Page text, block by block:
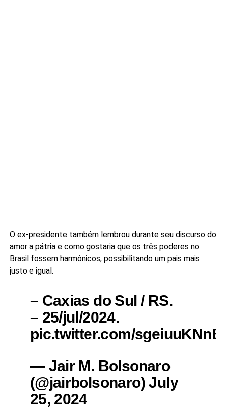
O ex-presidente também lembrou durante seu discurso do
amor a pátria e como gostaria que os três poderes no
Brasil fossem harmônicos, possibilitando um pais mais
justo e igual.
– Caxias do Sul / RS.
– 25/jul/2024.
pic.twitter.com/sgeiuuKNnB
— Jair M. Bolsonaro
(@jairbolsonaro) July
25, 2024